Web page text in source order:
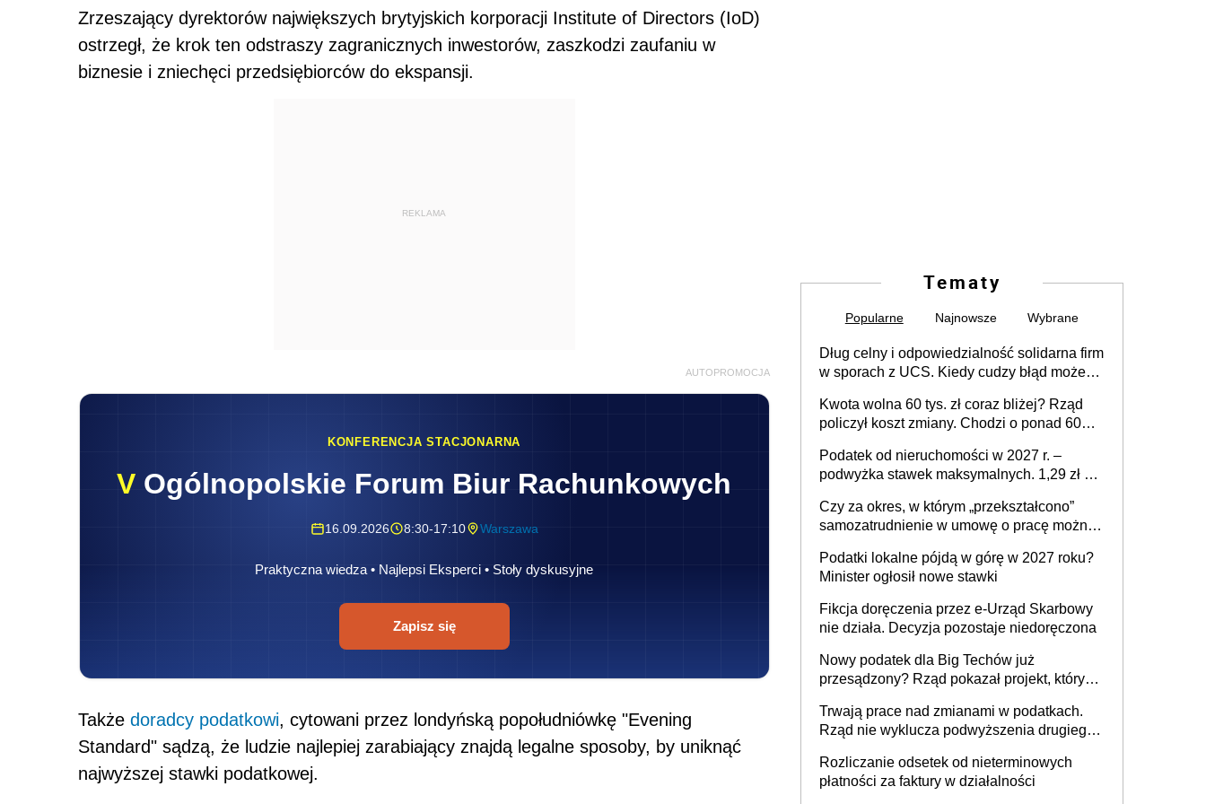
Zrzeszający dyrektorów największych brytyjskich korporacji Institute of Directors (IoD)
ostrzegł, że krok ten odstraszy zagranicznych inwestorów, zaszkodzi zaufaniu w
biznesie i zniechęci przedsiębiorców do ekspansji.
REKLAMA
AUTOPROMOCJA
KONFERENCJA STACJONARNA
V Ogólnopolskie Forum Biur Rachunkowych
16.09.2026 8:30-17:10 Warszawa
Praktyczna wiedza • Najlepsi Eksperci • Stoły dyskusyjne
Zapisz się
Także doradcy podatkowi, cytowani przez londyńską popołudniówkę "Evening
Standard" sądzą, że ludzie najlepiej zarabiający znajdą legalne sposoby, by uniknąć
najwyższej stawki podatkowej.
Tematy
Popularne Najnowsze Wybrane
Dług celny i odpowiedzialność solidarna firm
w sporach z UCS. Kiedy cudzy błąd może
Kwota wolna 60 tys. zł coraz bliżej? Rząd
policzył koszt zmiany. Chodzi o ponad 60
Podatek od nieruchomości w 2027 r. –
podwyżka stawek maksymalnych. 1,29 zł za
budynków i lokali związanych z
prowadzeniem działalności gospodarczej
Czy za okres, w którym „przekształcono”
samozatrudnienie w umowę o pracę można
umowy cywilnoprawnej jedynym
racjonalnym wyjściem
Podatki lokalne pójdą w górę w 2027 roku?
Minister ogłosił nowe stawki
Fikcja doręczenia przez e-Urząd Skarbowy
nie działa. Decyzja pozostaje niedoręczona
Nowy podatek dla Big Techów już
przesądzony? Rząd pokazał projekt, który
Trwają prace nad zmianami w podatkach.
Rząd nie wyklucza podwyższenia drugiego
Rozliczanie odsetek od nieterminowych
płatności za faktury w działalności